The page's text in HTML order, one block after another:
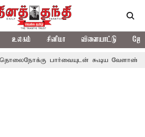
உலகம் சினிமா விளையாட்டு
பார்வையுடன் கூடிய வேளாண் பட்ஜெட்: